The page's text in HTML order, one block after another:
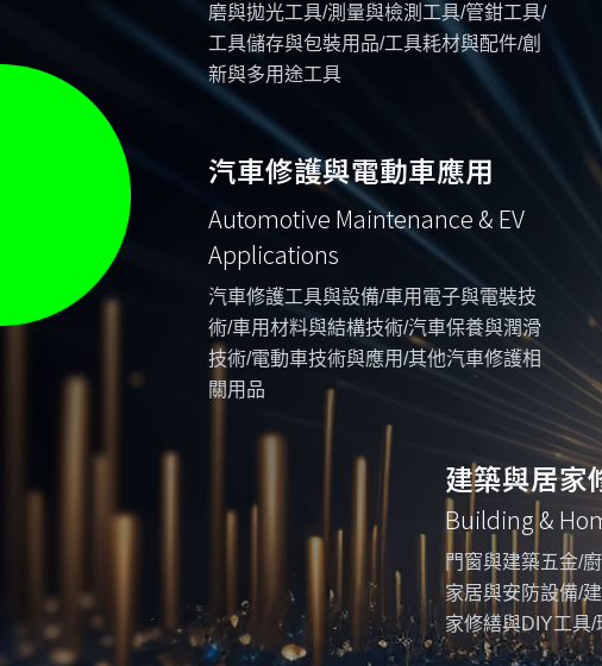
磨與拋光工具/測量與檢測工具/管鉗工具/
工具儲存與包裝用品/工具耗材與配件/創
新與多用途工具
汽車修護與電動車應用
Automotive Maintenance & EV
Applications
汽車修護工具與設備/車用電子與電裝技
術/車用材料與結構技術/汽車保養與潤滑
技術/電動車技術與應用/其他汽車修護相
關用品
建築與居家
Building &
門窗與建築五金/
家居與安防設備/
家修繕與DIY工具